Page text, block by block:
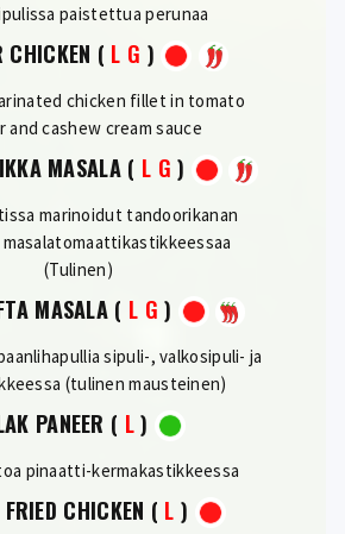
paistettua perunaa
CHICKEN ( L G )
chicken fillet in tomato
cashew cream sauce
MASALA( L G )
marinoidut tandoorikanan
(Tulinen)
MASALA ( L G )
sipuli-, valkosipuli- ja
(tulinen mausteinen)
PANEER ( L)
pinaatti-kermakastikkeessa
CHICKEN ( L )